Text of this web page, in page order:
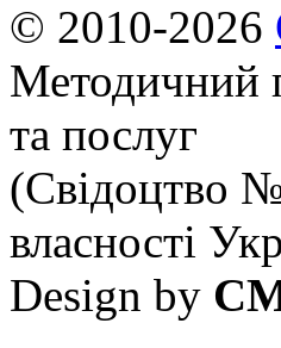
© 2010-2026
Методичний
та послуг
(Свідоцтво
власності
Design by